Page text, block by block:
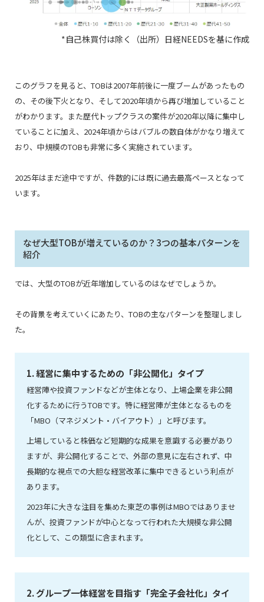
*自己株買付は除く （出所）日経NEEDSを基に作成
このグラフを見ると、TOBは2007年前後に一度ブームがあったもの
の、その後下火となり、そして2020年頃から再び増加していること
がわかります。また歴代トップクラスの案件が2020年以降に集中し
ていることに加え、2024年頃からはバブルの数自体がかなり増えて
おり、中規模のTOBも非常に多く実施されています。
2025年はまだ途中ですが、件数的には既に過去最高ペースとなって
います。
なぜ大型TOBが増えているのか？3つの基本パターンを
紹介
では、大型のTOBが近年増加しているのはなぜでしょうか。
その背景を考えていくにあたり、TOBの主なパターンを整理しまし
た。
1. 経営に集中するための「非公開化」タイプ
経営陣や投資ファンドなどが主体となり、上場企業を非公開
化するために行うTOBです。特に経営陣が主体となるものを
「MBO（マネジメント・バイアウト）」と呼びます。
上場していると株価など短期的な成果を意識する必要があり
ますが、非公開化することで、外部の意見に左右されず、中
長期的な視点での大胆な経営改革に集中できるという利点が
あります。
2023年に大きな注目を集めた東芝の事例はMBOではありませ
んが、投資ファンドが中心となって行われた大規模な非公開
化として、この類型に含まれます。
2. グループ一体経営を目指す「完全子会社化」タイ